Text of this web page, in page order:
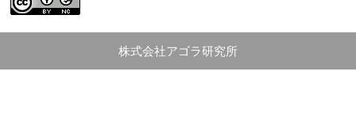
株式会社アゴラ研究所